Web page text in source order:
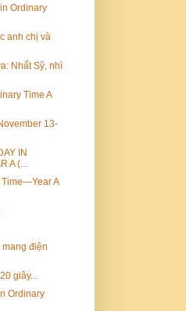
Ordinary
anh chị và
Nhất Sỹ, nhì
Time A
13-
IN
A (...
Time—Year A
điện
giây...
Ordinary